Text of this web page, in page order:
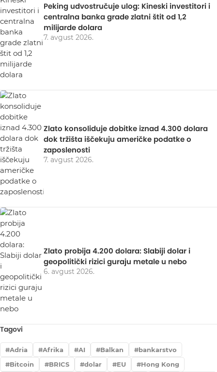
Peking udvostručuje ulog: Kineski investitori i
centralna banka grade zlatni štit od 1,2
milijarde dolara
7. avgust 2026.
Zlato konsoliduje dobitke iznad 4.300 dolara
dok tržišta iščekuju američke podatke o
zaposlenosti
7. avgust 2026.
Zlato probija 4.200 dolara: Slabiji dolar i
geopolitički rizici guraju metale u nebo
6. avgust 2026.
Tagovi
Adria Afrika AI Balkan
bankarstvo
Bitcoin
BRICS dolar EU
Hong Kong